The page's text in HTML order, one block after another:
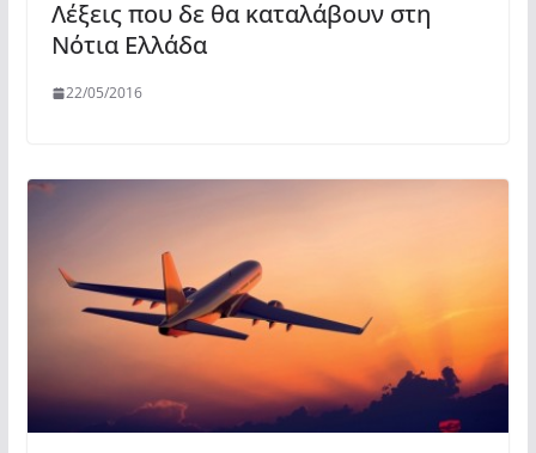
Λέξεις που δε θα καταλάβουν στη
Νότια Ελλάδα
22/05/2016